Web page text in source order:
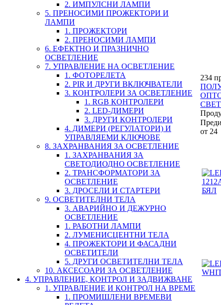
2. ИМПУЛСНИ ЛАМПИ
5. ПРЕНОСИМИ ПРОЖЕКТОРИ И
ЛАМПИ
1. ПРОЖЕКТОРИ
2. ПРЕНОСИМИ ЛАМПИ
6. ЕФЕКТНО И ПРАЗНИЧНО
ОСВЕТЛЕНИЕ
7. УПРАВЛЕНИЕ НА ОСВЕТЛЕНИЕ
1. ФОТОРЕЛЕТА
2. PIR И ДРУГИ ВКЛЮЧВАТЕЛИ
3. КОНТРОЛЕРИ ЗА ОСВЕТЛЕНИЕ
1. RGB КОНТРОЛЕРИ
2. LED-ДИМЕРИ
3. ДРУГИ КОНТРОЛЕРИ
4. ДИМЕРИ (РЕГУЛАТОРИ) И
УПРАВЛЯЕМИ КЛЮЧОВЕ
8. ЗАХРАНВАНИЯ ЗА ОСВЕТЛЕНИЕ
1. ЗАХРАНВАНИЯ ЗА
СВЕТОДИОДНО ОСВЕТЛЕНИЕ
2. ТРАНСФОРМАТОРИ ЗА
ОСВЕТЛЕНИЕ
3. ДРОСЕЛИ И СТАРТЕРИ
9. ОСВЕТИТЕЛНИ ТЕЛА
3. АВАРИЙНО И ДЕЖУРНО
ОСВЕТЛЕНИЕ
1. РАБОТНИ ЛАМПИ
2. ЛУМЕНИСЦЕНТНИ ТЕЛА
4. ПРОЖЕКТОРИ И ФАСАДНИ
ОСВЕТИТЕЛИ
5. ДРУГИ ОСВЕТИТЕЛНИ ТЕЛА
10. АКСЕСОАРИ ЗА ОСВЕТЛЕНИЕ
4. УПРАВЛЕНИЕ, КОНТРОЛ И ЗАДВИЖВАНЕ
1. УПРАВЛЕНИЕ И КОНТРОЛ НА ВРЕМЕ
1. ПРОМИШЛЕНИ ВРЕМЕВИ
234
от 24